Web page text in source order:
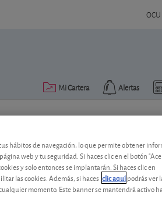
OCU
Alertas
Mi Cartera
hábitos de navegación, lo que permite obtener
web y tu seguridad. Si haces clic en el botón
y solo entonces se implantarán. Si haces clic en
las cookies. Además, si haces clic aquípodrás ver
momento. Este banner se mantendrá activo